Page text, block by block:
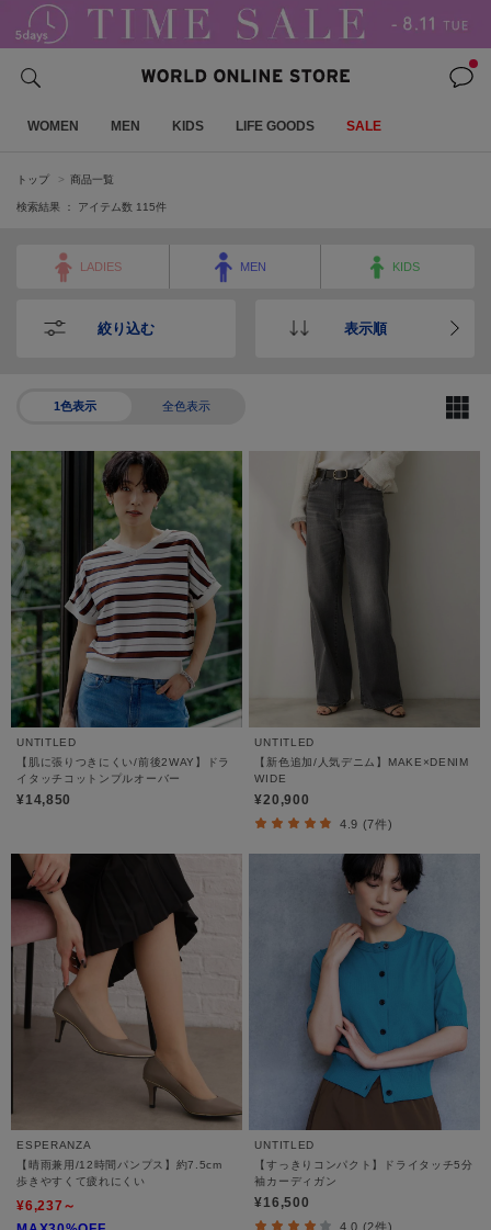
WOMEN MEN KIDS LIFE GOODS SALE
トップ 商品一覧
検索結果 ： アイテム数 115件
LADIES MEN KIDS
絞り込む 表示順
1色表示 全色表示
UNTITLED
【肌に張りつきにくい/前後2WAY】ドラ
イタッチコットンプルオーバー
¥14,850
UNTITLED
【新色追加/人気デニム】MAKE×DENIM
WIDE
¥20,900
4.9 (7件)
ESPERANZA
【晴雨兼用/12時間パンプス】約7.5cm
歩きやすくて疲れにくい
¥6,237～
UNTITLED
【すっきりコンパクト】ドライタッチ5分
袖カーディガン
¥16,500
4.0 (2件)